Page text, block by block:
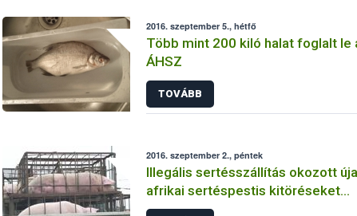
2016. szeptember 5., hétfő
Több mint 200 kiló halat foglalt le
ÁHSZ
TOVÁBB
2016. szeptember 2., péntek
Illegális sertésszállítás okozott
afrikai sertéspestis kitöréseket
Lengyelországban